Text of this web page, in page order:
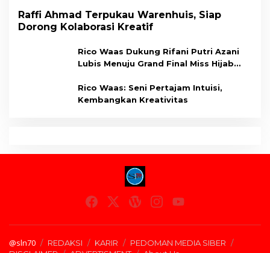
Raffi Ahmad Terpukau Warenhuis, Siap
Dorong Kolaborasi Kreatif
Rico Waas Dukung Rifani Putri Azani
Lubis Menuju Grand Final Miss Hijab
Rico Waas: Seni Pertajam Intuisi,
Kembangkan Kreativitas
@sln70 REDAKSI KARIR
PEDOMAN MEDIA SIBER